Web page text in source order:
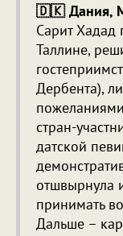
🇩🇰 Дания,
Сарит Хадад
Таллине,
Дербента),
стран-
датской
отшвырнула
принимать
Дальше –